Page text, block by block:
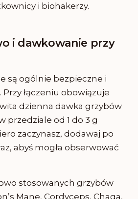
i biohakerzy.
i dawkowanie przy
są ogólnie bezpieczne i
łączeniu obowiązuje
dzienna dawka grzybów
przedziale od 1 do 3 g
zaczynasz, dodawaj po
abyś mogła obserwować
stosowanych grzybów
Mane, Cordyceps, Chaga,